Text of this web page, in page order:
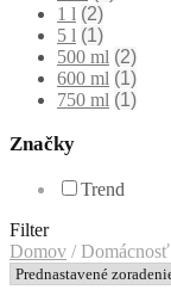
1 l (2)
5 l (1)
500 ml (2)
600 ml (1)
750 ml (1)
Značky
Trend
Filter
Domov /Domácnosť